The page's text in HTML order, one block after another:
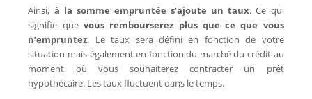
Ainsi, à la somme empruntée s’ajoute un taux. Ce qui
signifie que vous rembourserez plus que ce que vous
n’empruntez. Le taux sera défini en fonction de votre
situation mais également en fonction du marché du crédit au
moment où vous souhaiterez contracter un prêt
hypothécaire. Les taux fluctuent dans le temps.